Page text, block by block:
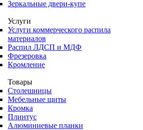
Зеркальные двери-купе
Услуги
Услуги коммерческого распила
материалов
Распил ЛДСП и МДФ
Фрезеровка
Кромление
Товары
Столешницы
Мебельные щиты
Кромка
Плинтус
Алюминиевые планки